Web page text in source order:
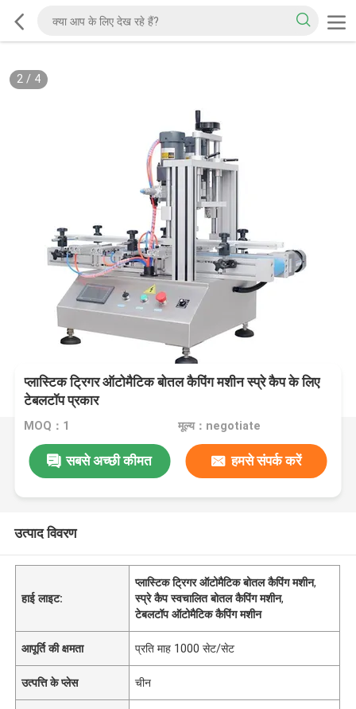
2/ 4
प्लास्टिक ट्रिगर ऑटोमैटिक बोतल कैपिंग मशीन स्प्रे कैप के लिए
टेबलटॉप प्रकार
MOQ：1 मूल्य：negotiate
सबसे अच्छी कीमत हमसे संपर्क करें
उत्पाद विवरण
हाई लाइट:
प्लास्टिक ट्रिगर ऑटोमैटिक बोतल कैपिंग मशीन,
स्प्रे कैप स्वचालित बोतल कैपिंग मशीन,
टेबलटॉप ऑटोमैटिक कैपिंग मशीन
आपूर्ति की क्षमता प्रति माह 1000 सेट/सेट
उत्पत्ति के प्लेस चीन